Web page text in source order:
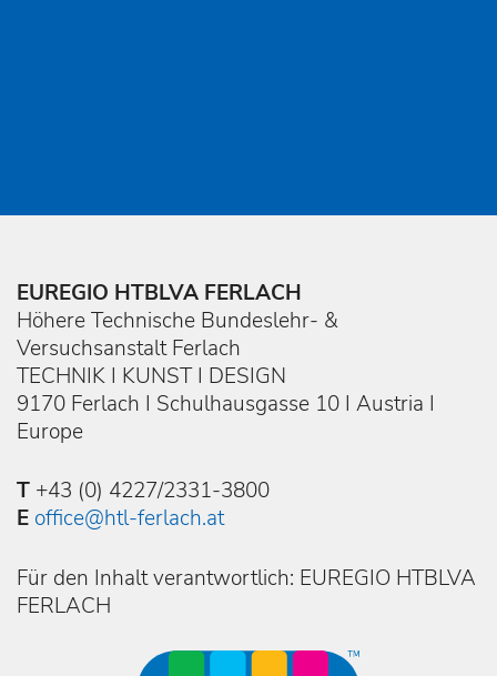
EUREGIO HTBLVA FERLACH
Höhere Technische Bundeslehr- &
Versuchsanstalt Ferlach
TECHNIK I KUNST I DESIGN
9170 Ferlach I Schulhausgasse 10 I Austria I
Europe
T +43 (0) 4227/2331-3800
E office@htl-ferlach.at
Für den Inhalt verantwortlich: EUREGIO HTBLVA
FERLACH